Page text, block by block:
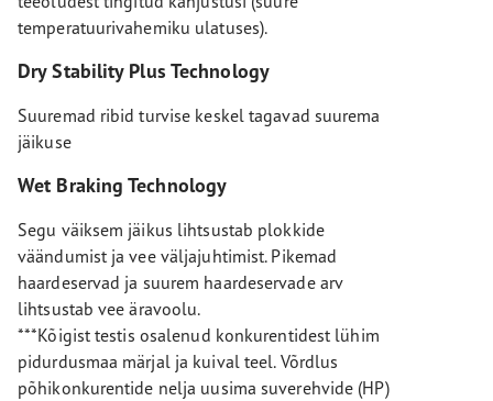
temperatuurivahemiku ulatuses).
Dry Stability Plus Technology
Suuremad ribid turvise keskel tagavad suurema
jäikuse
Wet Braking Technology
Segu väiksem jäikus lihtsustab plokkide
väändumist ja vee väljajuhtimist. Pikemad
haardeservad ja suurem haardeservade arv
lihtsustab vee äravoolu.
***Kõigist testis osalenud konkurentidest lühim
pidurdusmaa märjal ja kuival teel. Võrdlus
põhikonkurentide nelja uusima suverehvide (HP)